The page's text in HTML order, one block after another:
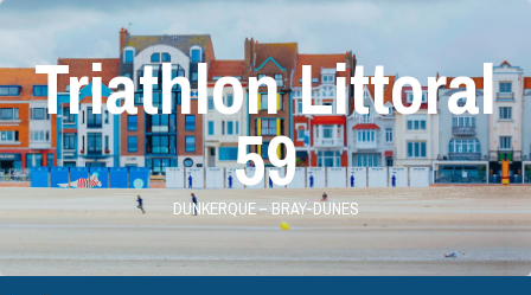
Skip
contentTriathlon Littoral
59
DUNKERQUE – BRAY-DUNES